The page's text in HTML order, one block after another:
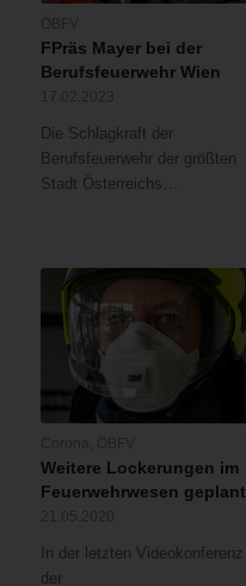
FPräs Mayer bei der
Berufsfeuerwehr Wien
Die Schlagkraft der
Berufsfeuerwehr der größten
Stadt Österreichs…
Weitere Lockerungen im
Feuerwehrwesen geplant
In der letzten Videokonferenz
der